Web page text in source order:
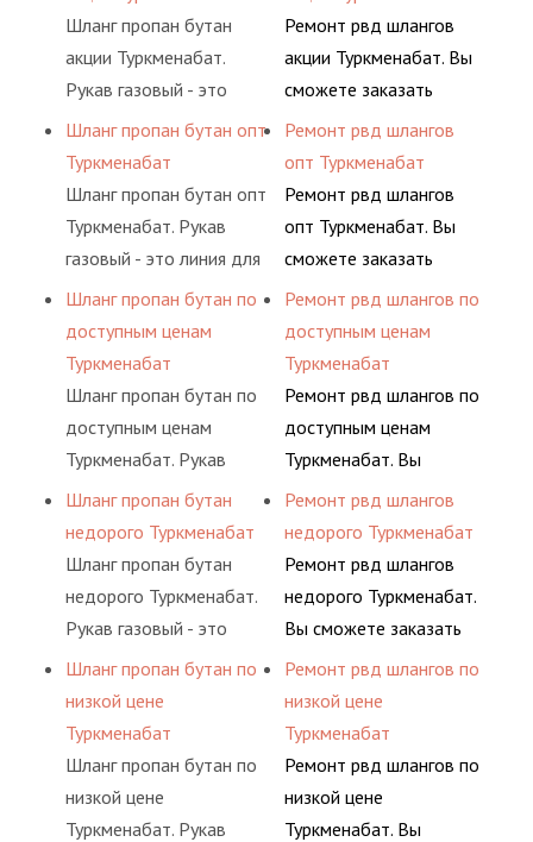
определенными
элементами системы.
различных типов
сжиженного газа
(кислород, аргон, метан,
ацетилен) между
определенными
элементами системы.
Шланг пропан бутан
акции Туркменабат.
Рукав газовый - это
линия для подачи
сжатого воздуха и
различных типов
сжиженного газа
(кислород, аргон, метан,
ацетилен) между
определенными
элементами системы.
Шланг пропан бутан опт
Туркменабат
Шланг пропан бутан опт
Туркменабат. Рукав
газовый - это линия для
подачи сжатого
воздуха и различных
типов сжиженного газа
(кислород, аргон, метан,
пропан, бутан,
ацетилен) между
элементами системы.
Шланг пропан бутан по
доступным ценам
Туркменабат
Шланг пропан бутан по
доступным ценам
Туркменабат. Рукав
газовый - это линия для
подачи сжатого
воздуха и различных
типов сжиженного газа
(кислород, аргон, метан,
ацетилен) между
определенными
элементами системы.
Шланг пропан бутан
недорого Туркменабат
Шланг пропан бутан
недорого Туркменабат.
Рукав газовый - это
линия для подачи
сжатого воздуха и
различных типов
сжиженного газа
(кислород, аргон, метан,
пропан, бутан,
Шланг пропан бутан по
низкой цене
Туркменабат
Шланг пропан бутан по
низкой цене
Туркменабат. Рукав
предприятия.
условиях
долговременного
комплексного
гидросистем Вашего
предприятия.
Ремонт рвд шлангов
акции Туркменабат. Вы
сможете заказать
сервис РВД на разовой
основе либо на
условиях
долговременного
комплексного
гидросистем Вашего
предприятия.
Ремонт рвд шлангов
опт Туркменабат
Ремонт рвд шлангов
опт Туркменабат. Вы
сможете заказать
сервис РВД на разовой
основе либо на
условиях
долговременного
комплексного
обслуживания
предприятия.
Ремонт рвд шлангов по
доступным ценам
Туркменабат
Ремонт рвд шлангов по
доступным ценам
Туркменабат. Вы
сможете заказать
сервис РВД на разовой
основе либо на
условиях
долговременного
обслуживания
гидросистем Вашего
предприятия.
Ремонт рвд шлангов
недорого Туркменабат
Ремонт рвд шлангов
недорого Туркменабат.
Вы сможете заказать
сервис РВД на разовой
основе либо на
условиях
долговременного
комплексного
обслуживания
Ремонт рвд шлангов по
низкой цене
Туркменабат
Ремонт рвд шлангов по
низкой цене
Туркменабат. Вы